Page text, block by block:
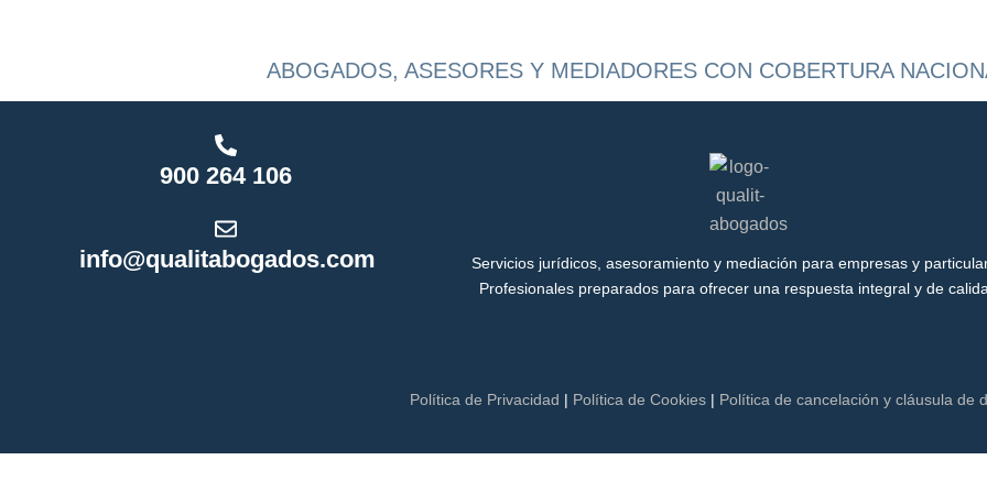
ABOGADOS, ASESORES Y MEDIADORES CON COBERTURA
900 264 106
info@qualitabogados.com
Servicios jurídicos, asesoramiento y mediación para empresas y
Profesionales preparados para ofrecer una respuesta integral y de
Política de Privacidad | Política de Cookies | Política de cancelación y cláusula de